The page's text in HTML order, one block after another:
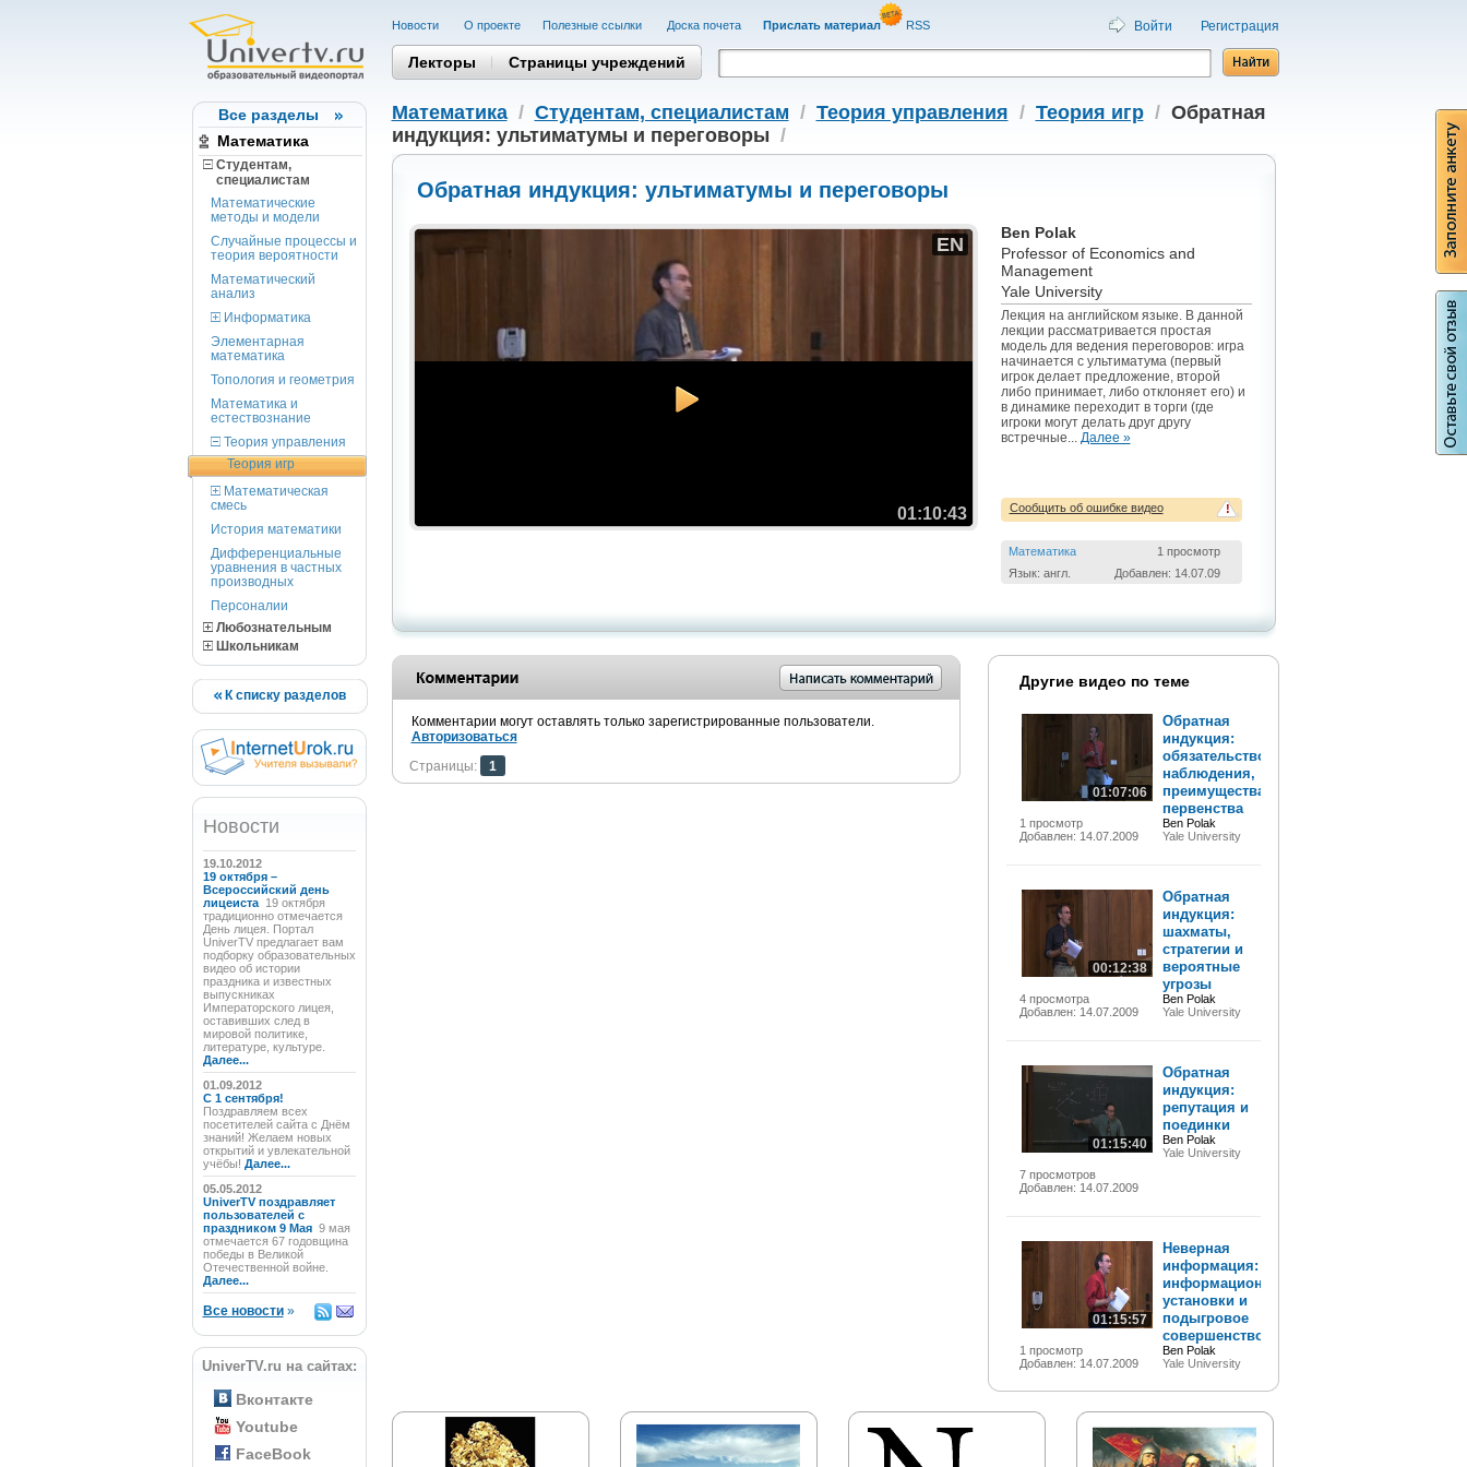
Все разделы
Математика
Студентам,
cпециалистам
Математические
методы и модели
Случайные процессы и
теория вероятности
Математический
анализ
Информатика
Элементарная
математика
Топология и геометрия
Математика и
естествознание
Теория управления
Теория игр
Математическая
смесь
История математики
Дифференциальные
уравнения в частных
производных
Персоналии
Любознательным
Школьникам
К списку разделов
Новости
19.10.2012
19 октября –
Всероссийский день
лицеиста 19 октября
традиционно отмечается
День лицея. Портал
UniverTV предлагает вам
подборку образовательных
видео об истории
праздника и известных
выпускниках
Императорского лицея,
оставивших след в
мировой политике,
литературе, культуре.
Далее...
01.09.2012
C 1 сентября!
Поздравляем всех
посетителей сайта с Днём
знаний! Желаем новых
открытий и увлекательной
учёбы! Далее...
05.05.2012
UniverTV поздравляет
пользователей с
праздником 9 Мая 9 мая
отмечается 67 годовщина
победы в Великой
Отечественной войне.
Далее...
Все новости»
UniverTV.ru на сайтах:
Вконтакте
Youtube
FaceBook
Новости О проекте Полезные cсылки Доска почета Прислать материал RSS Войти Регистрация
Лекторы Страницы учреждений
Математика/ Студентам, cпециалистам / Теория управления / Теория игр/ Обратная
индукция: ультиматумы и переговоры /
Обратная индукция: ультиматумы и переговоры
EN
01:10:43
Ben Polak
Professor of Economics and
Management
Yale University
Лекция на английском языке. В данной
лекции рассматривается простая
модель для ведения переговоров: игра
начинается с ультиматума (первый
игрок делает предложение, второй
либо принимает, либо отклоняет его) и
в динамике переходит в торги (где
игроки могут делать друг другу
встречные... Далее »
!
Сообщить об ошибке видео
Математика
1 просмотр
Язык: англ.
Добавлен: 14.07.09
Комментарии могут оставлять только зарегистрированные пользователи.
Авторизоваться
Страницы:
1
Другие видео по теме
01:07:06
1 просмотр
Добавлен: 14.07.2009
Обратная
индукция:
обязательство,
наблюдения,
преимущества
первенства
Ben Polak
Yale University
00:12:38
4 просмотра
Добавлен: 14.07.2009
Обратная
индукция:
шахматы,
стратегии и
вероятные
угрозы
Ben Polak
Yale University
01:15:40
7 просмотров
Добавлен: 14.07.2009
Обратная
индукция:
репутация и
поединки
Ben Polak
Yale University
01:15:57
1 просмотр
Добавлен: 14.07.2009
Неверная
информация:
информационные
установки и
подыгровое
совершенство
Ben Polak
Yale University